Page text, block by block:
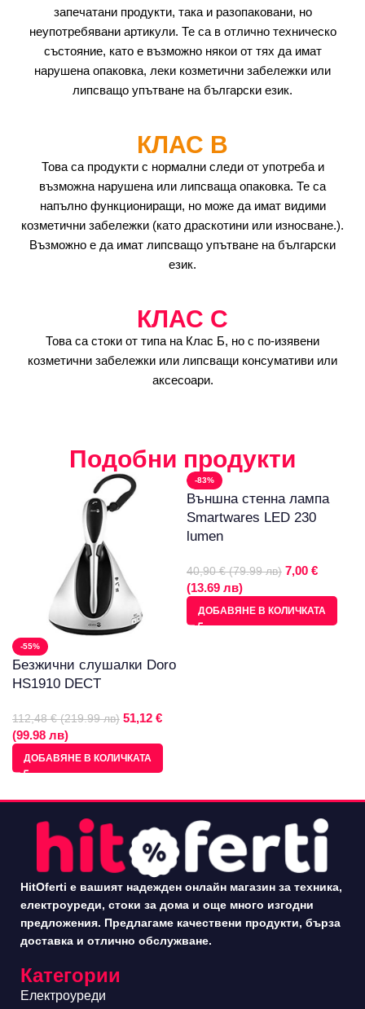
запечатани продукти, така и разопаковани, но
неупотребявани артикули. Те са в отлично техническо
състояние, като е възможно някои от тях да имат
нарушена опаковка, леки козметични забележки или
липсващо упътване на български език.
КЛАС B
Това са продукти с нормални следи от употреба и
възможна нарушена или липсваща опаковка. Те са
напълно функциониращи, но може да имат видими
козметични забележки (като драскотини или износване.).
Възможно е да имат липсващо упътване на български
език.
КЛАС C
Това са стоки от типа на Клас Б, но с по-изявени
козметични забележки или липсващи консумативи или
аксесоари.
Подобни продукти
-55%
Безжични слушалки Doro
HS1910 DECT
112,48 € (219.99 лв) 51,12 €
(99.98 лв)
ДОБАВЯНЕ В КОЛИЧКАТА
-83%
Външна стенна лампа
Smartwares LED 230
lumen
40,90 € (79.99 лв) 7,00 €
(13.69 лв)
ДОБАВЯНЕ В КОЛИЧКАТА
HitOferti е вашият надежден онлайн магазин за техника,
електроуреди, стоки за дома и още много изгодни
предложения. Предлагаме качествени продукти, бърза
доставка и отлично обслужване.
Категории
Електроуреди